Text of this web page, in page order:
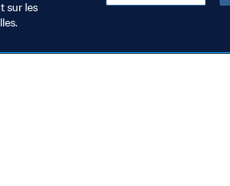
sur les